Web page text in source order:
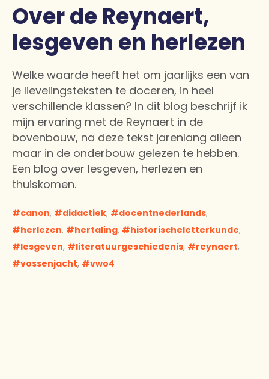
Over de Reynaert,
lesgeven en herlezen
Welke waarde heeft het om jaarlijks een van
je lievelingsteksten te doceren, in heel
verschillende klassen? In dit blog beschrijf ik
mijn ervaring met de Reynaert in de
bovenbouw, na deze tekst jarenlang alleen
maar in de onderbouw gelezen te hebben.
Een blog over lesgeven, herlezen en
thuiskomen.
canon, didactiek, docentnederlands,
herlezen, hertaling, historischeletterkunde,
lesgeven, literatuurgeschiedenis, reynaert,
vossenjacht, vwo4